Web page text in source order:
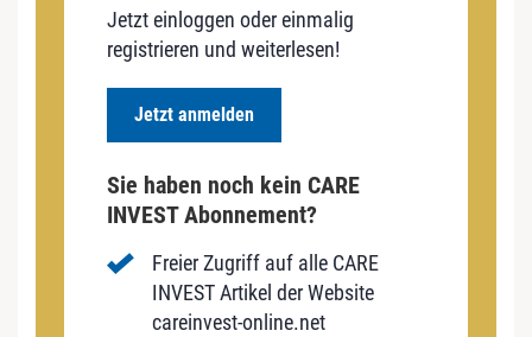
Jetzt einloggen oder einmalig
registrieren und weiterlesen!
Jetzt anmelden
Sie haben noch kein CARE
INVEST Abonnement?
Freier Zugriff auf alle CARE
INVEST Artikel der Website
careinvest-online.net